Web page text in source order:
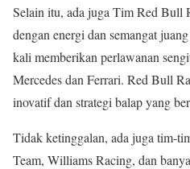
Selain itu, ada juga Tim Red Bull
dengan energi dan semangat
kali memberikan perlawanan
Mercedes dan Ferrari. Red Bull
inovatif dan strategi balap yang
Tidak ketinggalan, ada juga tim-
Team, Williams Racing, dan